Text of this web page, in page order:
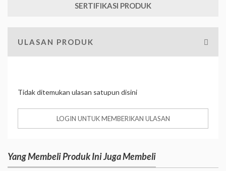
SERTIFIKASI PRODUK
ULASAN PRODUK
Tidak ditemukan ulasan satupun disini
LOGIN UNTUK MEMBERIKAN ULASAN
Yang Membeli Produk Ini Juga Membeli